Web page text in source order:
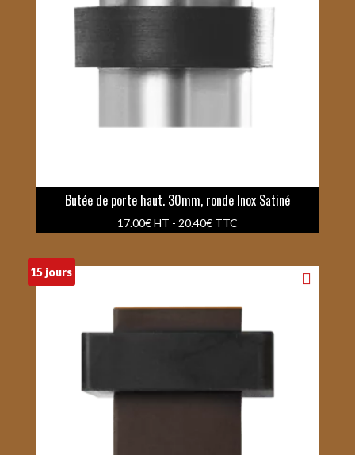
Butée de porte haut. 30mm, ronde Inox Satiné
17.00€HT - 20.40€TTC
15 jours